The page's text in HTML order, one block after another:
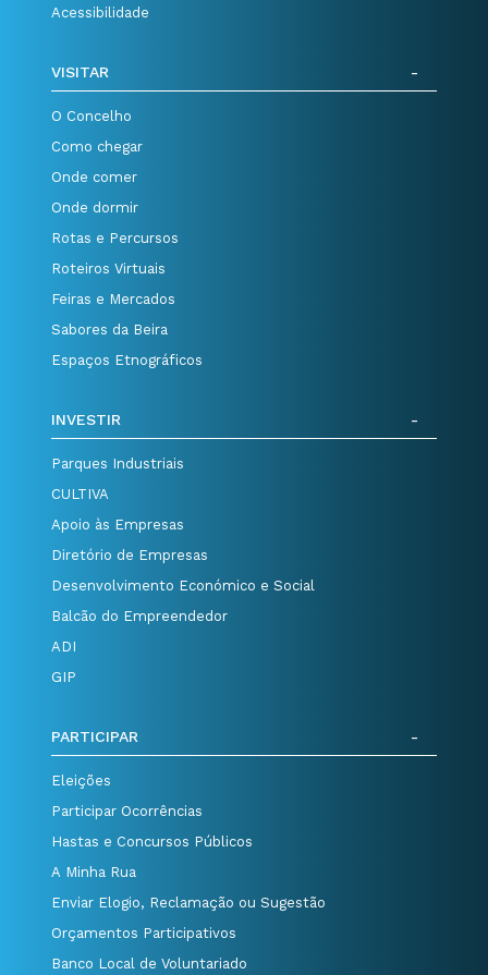
Acessibilidade
VISITAR
O Concelho
Como chegar
Onde comer
Onde dormir
Rotas e Percursos
Roteiros Virtuais
Feiras e Mercados
Sabores da Beira
Espaços Etnográficos
INVESTIR
Parques Industriais
CULTIVA
Apoio às Empresas
Diretório de Empresas
Desenvolvimento Económico e Social
Balcão do Empreendedor
ADI
GIP
PARTICIPAR
Eleições
Participar Ocorrências
Hastas e Concursos Públicos
A Minha Rua
Enviar Elogio, Reclamação ou Sugestão
Orçamentos Participativos
Banco Local de Voluntariado